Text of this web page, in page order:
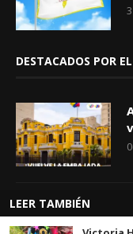
DESTACADOS POR
LEER TAMBIÉN